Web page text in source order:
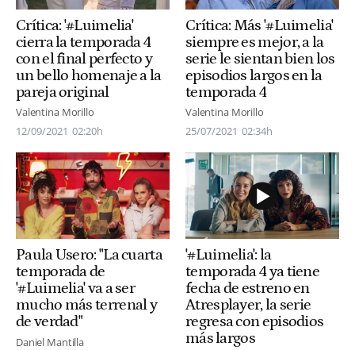
Crítica: '#Luimelia'
cierra la temporada 4
con el final perfecto y
un bello homenaje a la
pareja original
Valentina Morillo
12/09/2021 02:20h
Crítica: Más '#Luimelia'
siempre es mejor, a la
serie le sientan bien los
episodios largos en la
temporada 4
Valentina Morillo
25/07/2021 02:34h
Paula Usero: "La cuarta
temporada de
'#Luimelia' va a ser
mucho más terrenal y
de verdad"
Daniel Mantilla
'#Luimelia': la
temporada 4 ya tiene
fecha de estreno en
Atresplayer, la serie
regresa con episodios
más largos